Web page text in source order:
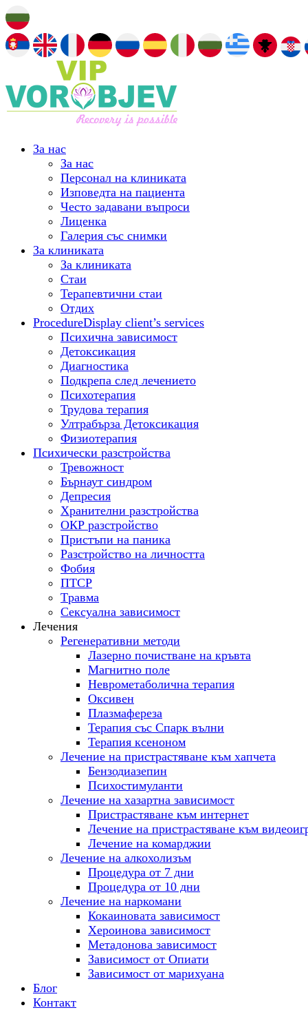
За нас
За нас
Персонал на клиниката
Изповедта на пациента
Често задавани въпроси
Лиценка
Галерия със снимки
За клиниката
За клиниката
Стаи
Терапевтични стаи
Отдих
ProcedureDisplay client’s services
Психична зависимост
Детоксикация
Диагностика
Подкрепа след лечението
Психотерапия
Трудова терапия
Ултрабърза Детоксикация
Физиотерапия
Психически разстройства
Тревожност
Бърнаут синдром
Депресия
Хранителни разстройства
ОКР разстройство
Пристъпи на паника
Разстройство на личността
Фобия
ПТСР
Tравма
Сексуална зависимост
Лечения
Регенеративни методи
Лазерно почистване на кръвта
Магнитно поле
Неврометаболична терапия
Оксивен
Плазмафереза
Терапия със Спарк вълни
Терапия ксеноном
Лечение на пристрастяване към хапчета
Бензодиазепин
Психостимуланти
Лечение на хазартна зависимост
Пристрастяване към интернет
Лечение на пристрастяване към
Лечение на комарджии
Лечение на алкохолизъм
Процедура от 7 дни
Процедура от 10 дни
Лечение на наркомани
Кокаиновата зависимост
Хероинова зависимост
Метадонова зависимост
Зависимост от Опиати
Зависимост от марихуана
Блог
Контакт